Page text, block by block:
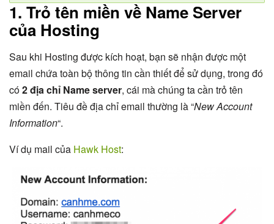
1. Trỏ tên miền về Name Server
của Hosting
Sau khi Hosting được kích hoạt, bạn sẽ nhận được một
email chứa toàn bộ thông tin cần thiết để sử dụng, trong đó
có2 địa chỉ Name server, cái mà chúng ta cần trỏ tên
miền đến. Tiêu đề địa chỉ email thường là “New Account
Information“.
Ví dụ mail của Hawk Host: